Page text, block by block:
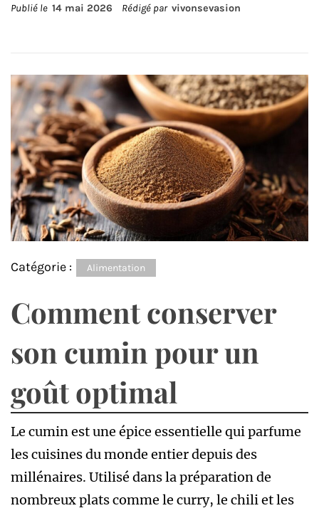
Publié le 14 mai 2026 Rédigé par vivonsevasion
Catégorie : Alimentation
Comment conserver
son cumin pour un
goût optimal
Le cumin est une épice essentielle qui parfume
les cuisines du monde entier depuis des
millénaires. Utilisé dans la préparation de
nombreux plats comme le curry, le chili et les